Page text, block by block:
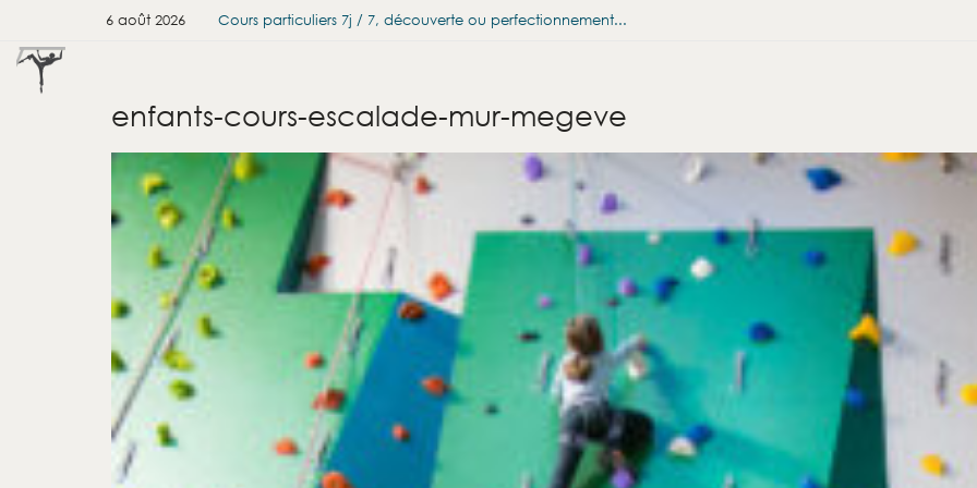
6 août 2026 Cours particuliers 7j / 7, découverte ou perfectionnement...
enfants-cours-escalade-mur-megeve